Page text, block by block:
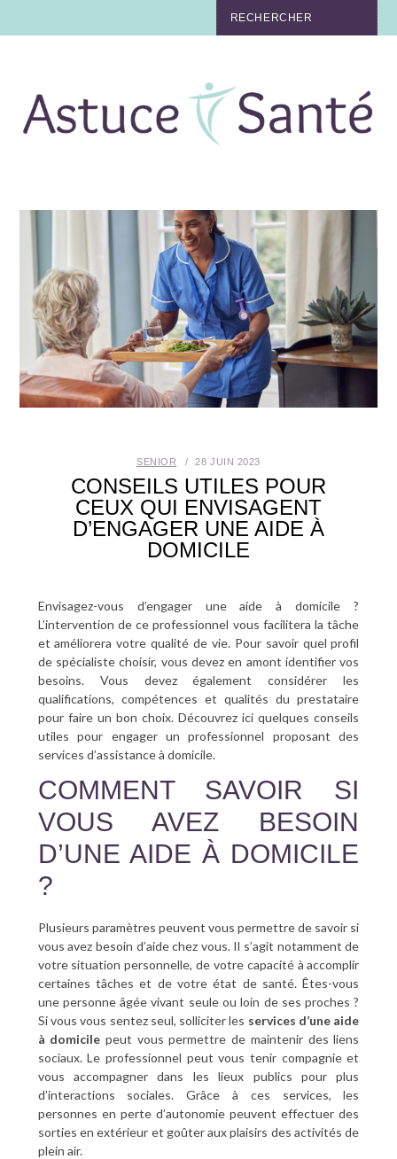
TABAC
MÉDECINE
MÉDECINE DOUCE
BIEN-ÊTRE
SENIOR 28 JUIN 2023
CONSEILS UTILES POUR
CEUX QUI ENVISAGENT
D’ENGAGER UNE AIDE À
DOMICILE
Envisagez-vous d’engager une aide à domicile ?
L’intervention de ce professionnel vous facilitera la tâche
et améliorera votre qualité de vie. Pour savoir quel profil
de spécialiste choisir, vous devez en amont identifier vos
besoins. Vous devez également considérer les
qualifications, compétences et qualités du prestataire
pour faire un bon choix. Découvrez ici quelques conseils
utiles pour engager un professionnel proposant des
services d’assistance à domicile.
COMMENT SAVOIR SI
VOUS AVEZ BESOIN
D’UNE AIDE À DOMICILE
?
Plusieurs paramètres peuvent vous permettre de savoir si
vous avez besoin d’aide chez vous. Il s’agit notamment de
votre situation personnelle, de votre capacité à accomplir
certaines tâches et de votre état de santé. Êtes-vous
une personne âgée vivant seule ou loin de ses proches ?
Si vous vous sentez seul, solliciter les services d’une aide
à domicile peut vous permettre de maintenir des liens
sociaux. Le professionnel peut vous tenir compagnie et
vous accompagner dans les lieux publics pour plus
d’interactions sociales. Grâce à ces services, les
personnes en perte d’autonomie peuvent effectuer des
sorties en extérieur et goûter aux plaisirs des activités de
plein air.